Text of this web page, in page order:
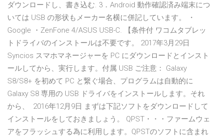
ダウンロードし、書き込む. 3．Android 動作確認済み端末につ
いては USB の形状もメーカー名横に併記しています。 ・
Google ・ZenFone 4/ASUS USB-C. 【条件付 ワコムタブレッ
トドライバのインストールは不要です。 2017年3月29日
Syncios スマホマネージャーを PC にダウンロードとインスト
ールしてから、実行します。付属 USB ご注意： Galaxy
S8/S8+ を初めて PC と繋ぐ場合、プログラムは自動的に
Galaxy S8 専用の USB ドライバをインストールします。それ
から、 2016年12月9日 まずは下記ソフトをダウンロードして
インストールをしておきましょう。 QPST・・・ファームウェ
アをフラッシュする為に利用します。QPSTのソフトに含まれ